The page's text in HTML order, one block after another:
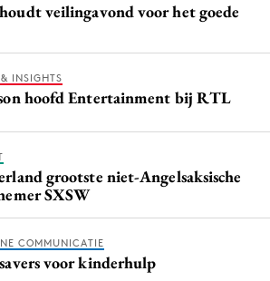
veilingavond voor het goede
INSIGHTS
hoofd Entertainment bij RTL
grootste niet-Angelsaksische
SXSW
COMMUNICATIE
voor kinderhulp